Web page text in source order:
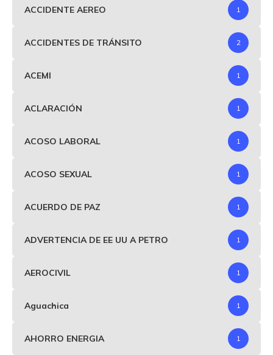
ACCIDENTE AEREO 1
ACCIDENTES DE TRÁNSITO 2
ACEMI 1
ACLARACIÓN 1
ACOSO LABORAL 1
ACOSO SEXUAL 1
ACUERDO DE PAZ 1
ADVERTENCIA DE EE UU A PETRO 1
AEROCIVIL 1
Aguachica 1
AHORRO ENERGIA 1